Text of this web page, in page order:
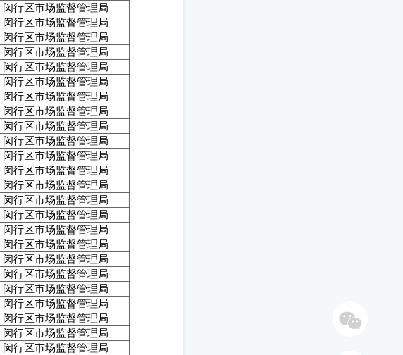
闵行区市场监督管理局
闵行区市场监督管理局
闵行区市场监督管理局
闵行区市场监督管理局
闵行区市场监督管理局
闵行区市场监督管理局
闵行区市场监督管理局
闵行区市场监督管理局
闵行区市场监督管理局
闵行区市场监督管理局
闵行区市场监督管理局
闵行区市场监督管理局
闵行区市场监督管理局
闵行区市场监督管理局
闵行区市场监督管理局
闵行区市场监督管理局
闵行区市场监督管理局
闵行区市场监督管理局
闵行区市场监督管理局
闵行区市场监督管理局
闵行区市场监督管理局
闵行区市场监督管理局
闵行区市场监督管理局
闵行区市场监督管理局